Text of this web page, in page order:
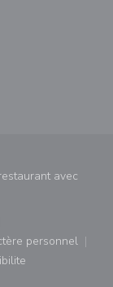
une nouvelle
((ouvre une
avec
nouvelle fenêtre))
fenêtre))
une nouvelle
personnel
fenêtre))
fenêtre))une nouvelle